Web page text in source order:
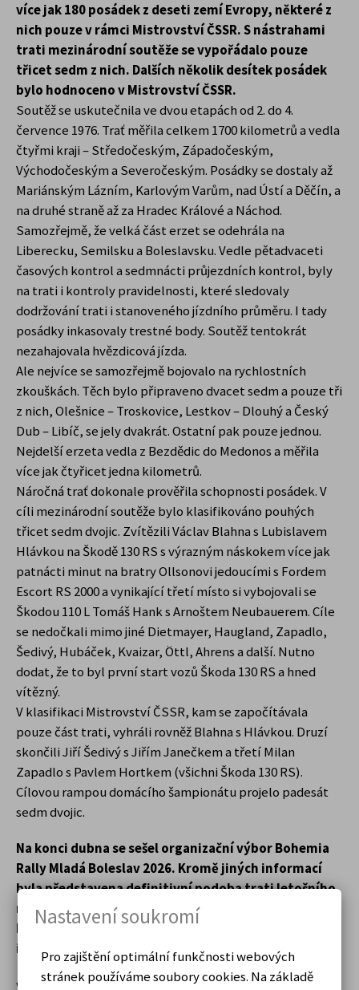
více jak 180 posádek z deseti zemí Evropy, některé z
nich pouze v rámci Mistrovství ČSSR. S nástrahami
trati mezinárodní soutěže se vypořádalo pouze
třicet sedm z nich. Dalších několik desítek posádek
bylo hodnoceno v Mistrovství ČSSR.
Soutěž se uskutečnila ve dvou etapách od 2. do 4.
července 1976. Trať měřila celkem 1700 kilometrů a vedla
čtyřmi kraji – Středočeským, Západočeským,
Východočeským a Severočeským. Posádky se dostaly až
Mariánským Lázním, Karlovým Varům, nad Ústí a Děčín, a
na druhé straně až za Hradec Králové a Náchod.
Samozřejmě, že velká část erzet se odehrála na
Liberecku, Semilsku a Boleslavsku. Vedle pětadvaceti
časových kontrol a sedmnácti průjezdních kontrol, byly
na trati i kontroly pravidelnosti, které sledovaly
dodržování trati i stanoveného jízdního průměru. I tady
posádky inkasovaly trestné body. Soutěž tentokrát
nezahajovala hvězdicová jízda.
Ale nejvíce se samozřejmě bojovalo na rychlostních
zkouškách. Těch bylo připraveno dvacet sedm a pouze tři
z nich, Olešnice – Troskovice, Lestkov – Dlouhý a Český
Dub – Libíč, se jely dvakrát. Ostatní pak pouze jednou.
Nejdelší erzeta vedla z Bezdědic do Medonos a měřila
více jak čtyřicet jedna kilometrů.
Náročná trať dokonale prověřila schopnosti posádek. V
cíli mezinárodní soutěže bylo klasifikováno pouhých
třicet sedm dvojic. Zvítězili Václav Blahna s Lubislavem
Hlávkou na Škodě 130 RS s výrazným náskokem více jak
patnácti minut na bratry Ollsonovi jedoucími s Fordem
Escort RS 2000 a vynikající třetí místo si vybojovali se
Škodou 110 L Tomáš Hank s Arnoštem Neubauerem. Cíle
se nedočkali mimo jiné Dietmayer, Haugland, Zapadlo,
Šedivý, Hubáček, Kvaizar, Öttl, Ahrens a další. Nutno
dodat, že to byl první start vozů Škoda 130 RS a hned
vítězný.
V klasifikaci Mistrovství ČSSR, kam se započítávala
pouze část trati, vyhráli rovněž Blahna s Hlávkou. Druzí
skončili Jiří Šedivý s Jiřím Janečkem a třetí Milan
Zapadlo s Pavlem Hortkem (všichni Škoda 130 RS).
Cílovou rampou domácího šampionátu projelo padesát
sedm dvojic.
Na konci dubna se sešel organizační výbor Bohemia
Rally Mladá Boleslav 2026. Kromě jiných informací
byla představena definitivní podoba trati letošního
ročníku, který se pojede 11. a 12. července.
Připraveno je čtrnáct rychlostních zkoušek. Bližší
informace se dozvíte v další tiskové zprávě.
www.rallybohemia.cz
Nastavení soukromí
Pro zajištění optimální funkčnosti webových
stránek používáme soubory cookies. Na základě